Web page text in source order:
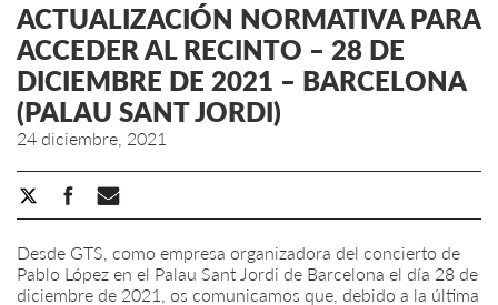
ACTUALIZACIÓN NORMATIVA PARA
ACCEDER AL RECINTO – 28 DE
DICIEMBRE DE 2021 – BARCELONA
(PALAU SANT JORDI)
24 diciembre, 2021
Desde GTS, como empresa organizadora del concierto de
Pablo López en el Palau Sant Jordi de Barcelona el día 28 de
diciembre de 2021, os comunicamos que, debido a la última